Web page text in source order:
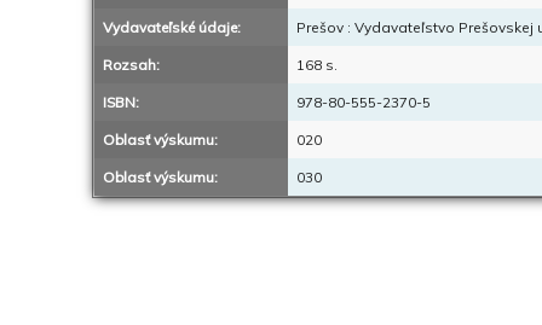
Vydavateľské údaje: Prešov : Vydavateľstvo Prešovskej
Rozsah: 168 s.
ISBN: 978-80-555-2370-5
Oblasť výskumu: 020
Oblasť výskumu: 030